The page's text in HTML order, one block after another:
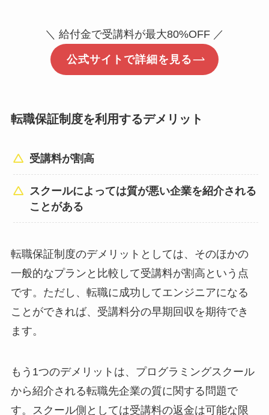
＼ 給付金で受講料が最大80%OFF ／
公式サイトで詳細を見る
転職保証制度を利用するデメリット
受講料が割高
スクールによっては質が悪い企業を紹介される
ことがある
転職保証制度のデメリットとしては、そのほかの
一般的なプランと比較して受講料が割高という点
です。ただし、転職に成功してエンジニアになる
ことができれば、受講料分の早期回収を期待でき
ます。
もう1つのデメリットは、プログラミングスクール
から紹介される転職先企業の質に関する問題で
す。スクール側としては受講料の返金は可能な限